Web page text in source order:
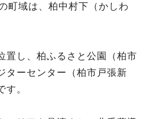
町域は、柏中村下（かしわ
置し、柏ふるさと公園（柏市
ターセンター（柏市戸張新
す。